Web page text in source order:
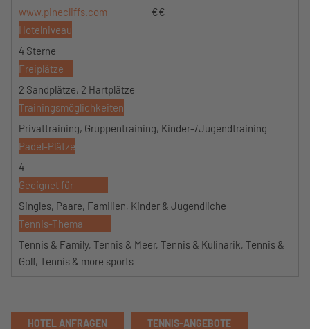
www.pinecliffs.com
€€
Hotelniveau
4 Sterne
Freiplätze
2 Sandplätze, 2 Hartplätze
Trainingsmöglichkeiten
Privattraining, Gruppentraining, Kinder-/Jugendtraining
Padel-Plätze
4
Geeignet für
Singles, Paare, Familien, Kinder & Jugendliche
Tennis-Thema
Tennis & Family, Tennis & Meer, Tennis & Kulinarik, Tennis &
Golf, Tennis & more sports
HOTEL ANFRAGEN TENNIS-ANGEBOTE